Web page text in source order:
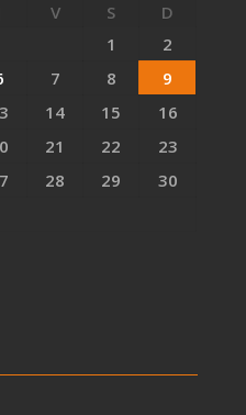
V S
D
1
2
7 8
9
14 15
16
21 22
23
28 29
30